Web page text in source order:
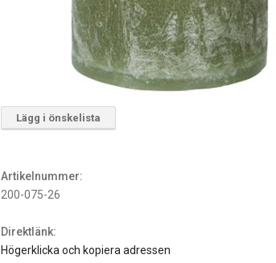
Lägg i önskelista
Artikelnummer:
200-075-26
Direktlänk:
Högerklicka och kopiera adressen